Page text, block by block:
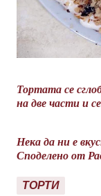
Тортата се
на две части и
Нека да ни е
Споделено от
ТОРТИ